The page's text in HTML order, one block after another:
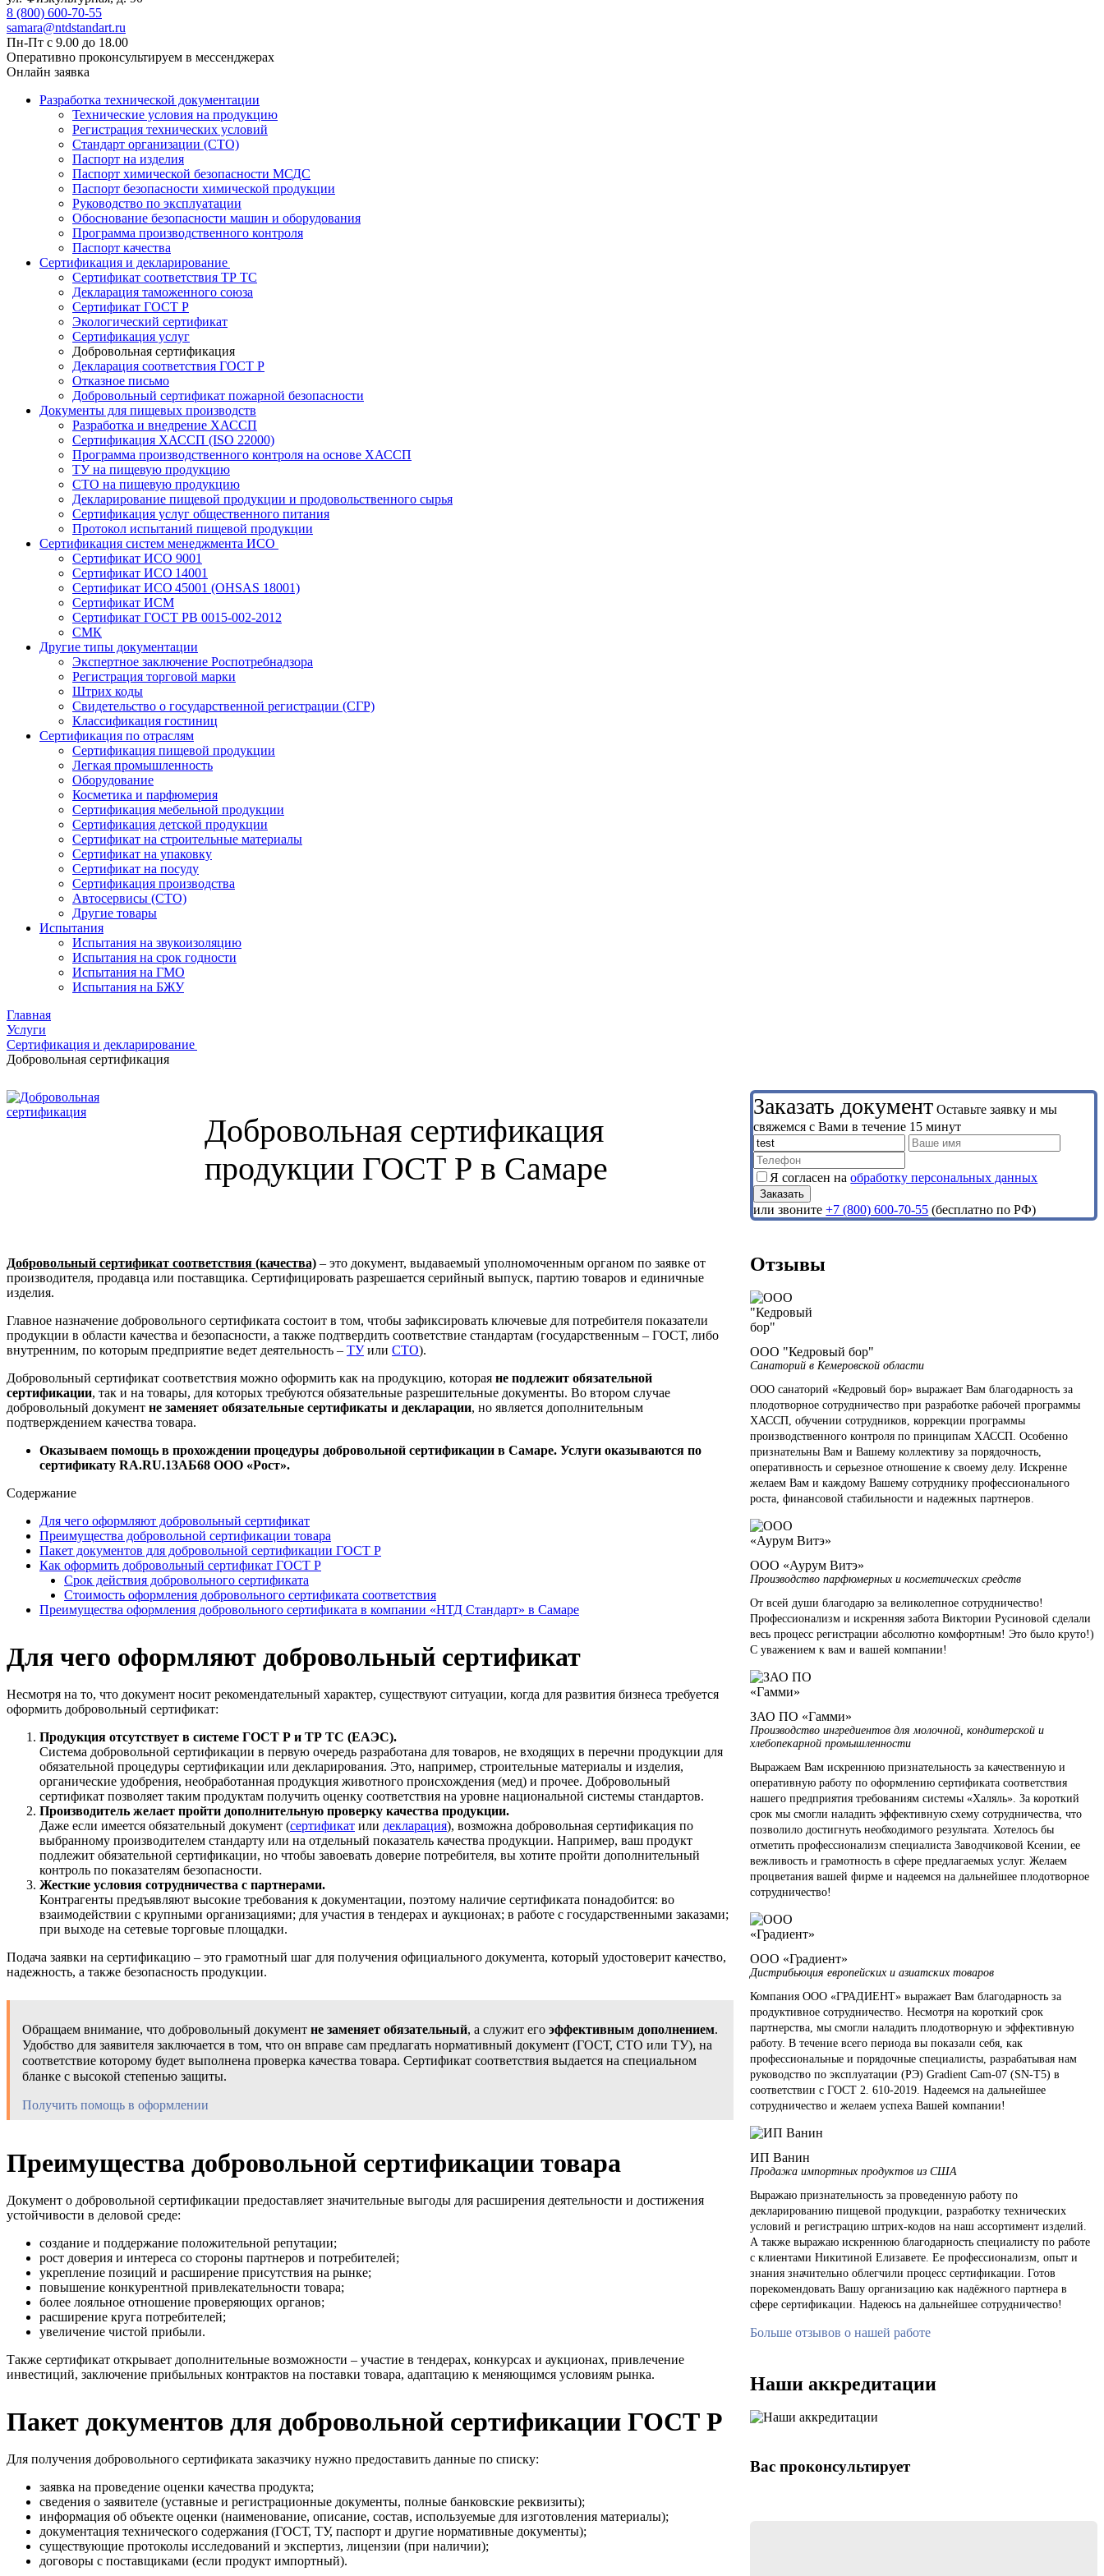
8 (800) 600-70-55
samara@ntdstandart.ru
Пн-Пт с 9.00 до 18.00
Оперативно проконсультируем в мессенджерах
Онлайн заявка
Разработка технической документации
Технические условия на продукцию
Регистрация технических условий
Стандарт организации (СТО)
Паспорт на изделия
Паспорт химической безопасности МСДС
Паспорт безопасности химической продукции
Руководство по эксплуатации
Обоснование безопасности машин и оборудования
Программа производственного контроля
Паспорт качества
Сертификация и декларирование
Сертификат соответствия ТР ТС
Декларация таможенного союза
Сертификат ГОСТ Р
Экологический сертификат
Сертификация услуг
Добровольная сертификация
Декларация соответствия ГОСТ Р
Отказное письмо
Добровольный сертификат пожарной безопасности
Документы для пищевых производств
Разработка и внедрение ХАССП
Сертификация ХАССП (ISO 22000)
Программа производственного контроля на основе ХАССП
ТУ на пищевую продукцию
СТО на пищевую продукцию
Декларирование пищевой продукции и продовольственного сырья
Сертификация услуг общественного питания
Протокол испытаний пищевой продукции
Сертификация систем менеджмента ИСО
Сертификат ИСО 9001
Сертификат ИСО 14001
Сертификат ИСО 45001 (OHSAS 18001)
Сертификат ИСМ
Сертификат ГОСТ РВ 0015-002-2012
СМК
Другие типы документации
Экспертное заключение Роспотребнадзора
Регистрация торговой марки
Штрих коды
Свидетельство о государственной регистрации (СГР)
Классификация гостиниц
Сертификация по отраслям
Сертификация пищевой продукции
Легкая промышленность
Оборудование
Косметика и парфюмерия
Сертификация мебельной продукции
Сертификация детской продукции
Сертификат на строительные материалы
Сертификат на упаковку
Сертификат на посуду
Сертификация производства
Автосервисы (СТО)
Другие товары
Испытания
Испытания на звукоизоляцию
Испытания на срок годности
Испытания на ГМО
Испытания на БЖУ
Главная
Услуги
Сертификация и декларирование
Добровольная сертификация
Добровольная сертификация
продукции ГОСТ Р в Самаре
Добровольный сертификат соответствия (качества) – это документ, выдаваемый уполномоченным органом по заявке от
производителя, продавца или поставщика. Сертифицировать разрешается серийный выпуск, партию товаров и единичные
изделия.
Главное назначение добровольного сертификата состоит в том, чтобы зафиксировать ключевые для потребителя показатели
продукции в области качества и безопасности, а также подтвердить соответствие стандартам (государственным – ГОСТ, либо
внутренним, по которым предприятие ведет деятельность – ТУили СТО).
Добровольный сертификат соответствия можно оформить как на продукцию, которая не подлежит обязательной
сертификации, так и на товары, для которых требуются обязательные разрешительные документы. Во втором случае
добровольный документ не заменяет обязательные сертификаты и декларации, но является дополнительным
подтверждением качества товара.
Оказываем помощь в прохождении процедуры добровольной сертификации в Самаре. Услуги оказываются по
сертификату RA.RU.13АБ68 ООО «Рост».
Содержание
Для чего оформляют добровольный сертификат
Преимущества добровольной сертификации товара
Пакет документов для добровольной сертификации ГОСТ Р
Как оформить добровольный сертификат ГОСТ Р
Срок действия добровольного сертификата
Стоимость оформления добровольного сертификата соответствия
Преимущества оформления добровольного сертификата в компании «НТД Стандарт» в Самаре
Для чего оформляют добровольный сертификат
Несмотря на то, что документ носит рекомендательный характер, существуют ситуации, когда для развития бизнеса требуется
оформить добровольный сертификат:
Продукция отсутствует в системе ГОСТ Р и ТР ТС (ЕАЭС).
Система добровольной сертификации в первую очередь разработана для товаров, не входящих в перечни продукции для
обязательной процедуры сертификации или декларирования. Это, например, строительные материалы и изделия,
органические удобрения, необработанная продукция животного происхождения (мед) и прочее. Добровольный
сертификат позволяет таким продуктам получить оценку соответствия на уровне национальной системы стандартов.
Производитель желает пройти дополнительную проверку качества продукции.
Даже если имеется обязательный документ (сертификат или декларация), возможна добровольная сертификация по
выбранному производителем стандарту или на отдельный показатель качества продукции. Например, ваш продукт
подлежит обязательной сертификации, но чтобы завоевать доверие потребителя, вы хотите пройти дополнительный
контроль по показателям безопасности.
Жесткие условия сотрудничества с партнерами.
Контрагенты предъявляют высокие требования к документации, поэтому наличие сертификата понадобится: во
взаимодействии с крупными организациями; для участия в тендерах и аукционах; в работе с государственными заказами;
при выходе на сетевые торговые площадки.
Подача заявки на сертификацию – это грамотный шаг для получения официального документа, который удостоверит качество,
надежность, а также безопасность продукции.
Обращаем внимание, что добровольный документ не заменяет обязательный, а служит его эффективным дополнением.
Удобство для заявителя заключается в том, что он вправе сам предлагать нормативный документ (ГОСТ, СТО или ТУ), на
соответствие которому будет выполнена проверка качества товара. Сертификат соответствия выдается на специальном
бланке с высокой степенью защиты.
Получить помощь в оформлении
Преимущества добровольной сертификации товара
Документ о добровольной сертификации предоставляет значительные выгоды для расширения деятельности и достижения
устойчивости в деловой среде:
создание и поддержание положительной репутации;
рост доверия и интереса со стороны партнеров и потребителей;
укрепление позиций и расширение присутствия на рынке;
повышение конкурентной привлекательности товара;
более лояльное отношение проверяющих органов;
расширение круга потребителей;
увеличение чистой прибыли.
Также сертификат открывает дополнительные возможности – участие в тендерах, конкурсах и аукционах, привлечение
инвестиций, заключение прибыльных контрактов на поставки товара, адаптацию к меняющимся условиям рынка.
Пакет документов для добровольной сертификации ГОСТ Р
Для получения добровольного сертификата заказчику нужно предоставить данные по списку:
заявка на проведение оценки качества продукта;
сведения о заявителе (уставные и регистрационные документы, полные банковские реквизиты);
информация об объекте оценки (наименование, описание, состав, используемые для изготовления материалы);
документация технического содержания (ГОСТ, ТУ, паспорт и другие нормативные документы);
существующие протоколы исследований и экспертиз, лицензии (при наличии);
договоры с поставщиками (если продукт импортный).
Заказать документ Оставьте заявку и мы
свяжемся с Вами в течение 15 минут
Я согласен наобработку персональных данных
или звоните+7 (800) 600-70-55 (бесплатно по РФ)
Отзывы
ООО "Кедровый бор"
Санаторий в Кемеровской области
ООО санаторий «Кедровый бор» выражает Вам благодарность за
плодотворное сотрудничество при разработке рабочей программы
ХАССП, обучении сотрудников, коррекции программы
производственного контроля по принципам ХАССП. Особенно
признательны Вам и Вашему коллективу за порядочность,
оперативность и серьезное отношение к своему делу. Искренне
желаем Вам и каждому Вашему сотруднику профессионального
роста, финансовой стабильности и надежных партнеров.
ООО «Аурум Витэ»
Производство парфюмерных и косметических средств
От всей души благодарю за великолепное сотрудничество!
Профессионализм и искренняя забота Виктории Русиновой сделали
весь процесс регистрации абсолютно комфортным! Это было круто!)
С уважением к вам и вашей компании!
ЗАО ПО «Гамми»
Производство ингредиентов для молочной, кондитерской и
хлебопекарной промышленности
Выражаем Вам искреннюю признательность за качественную и
оперативную работу по оформлению сертификата соответствия
нашего предприятия требованиям системы «Халяль». За короткий
срок мы смогли наладить эффективную схему сотрудничества, что
позволило достигнуть необходимого результата. Хотелось бы
отметить профессионализм специалиста Заводчиковой Ксении, ее
вежливость и грамотность в сфере предлагаемых услуг. Желаем
процветания вашей фирме и надеемся на дальнейшее плодотворное
сотрудничество!
ООО «Градиент»
Дистрибьюция европейских и азиатских товаров
Компания ООО «ГРАДИЕНТ» выражает Вам благодарность за
продуктивное сотрудничество. Несмотря на короткий срок
партнерства, мы смогли наладить плодотворную и эффективную
работу. В течение всего периода вы показали себя, как
профессиональные и порядочные специалисты, разрабатывая нам
руководство по эксплуатации (РЭ) Gradient Cam-07 (SN-T5) в
соответствии с ГОСТ 2. 610-2019. Надеемся на дальнейшее
сотрудничество и желаем успеха Вашей компании!
ИП Ванин
Продажа импортных продуктов из США
Выражаю признательность за проведенную работу по
декларированию пищевой продукции, разработку технических
условий и регистрацию штрих-кодов на наш ассортимент изделий.
А также выражаю искреннюю благодарность специалисту по работе
с клиентами Никитиной Елизавете. Ее профессионализм, опыт и
знания значительно облегчили процесс сертификации. Готов
порекомендовать Вашу организацию как надёжного партнера в
сфере сертификации. Надеюсь на дальнейшее сотрудничество!
Больше отзывов о нашей работе
Наши аккредитации
Вас проконсультирует